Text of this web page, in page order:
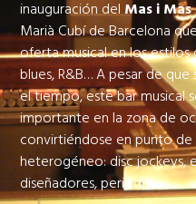
inauguración delMas i
Marià Cubí de Barcelona
oferta musical en los estilos
blues, R&B… A pesar de
el tiempo, este bar musical
importante en la zona de
convirtiéndose en punto
heterogéneo: disc jockeys,
diseñadores, periodistas…